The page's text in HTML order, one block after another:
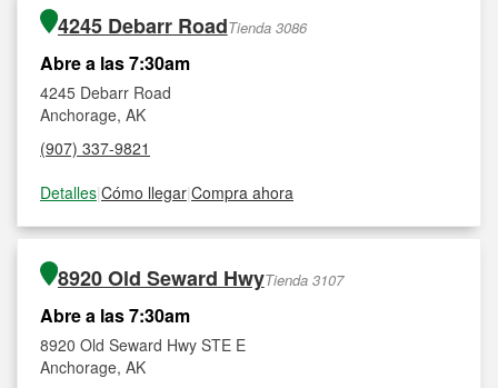
4245 Debarr RoadTienda 3086
Abre a las 7:30am
4245 Debarr Road
Anchorage, AK
(907) 337-9821
Detalles|Cómo llegar|Compra ahora
8920 Old Seward HwyTienda 3107
Abre a las 7:30am
8920 Old Seward Hwy STE E
Anchorage, AK